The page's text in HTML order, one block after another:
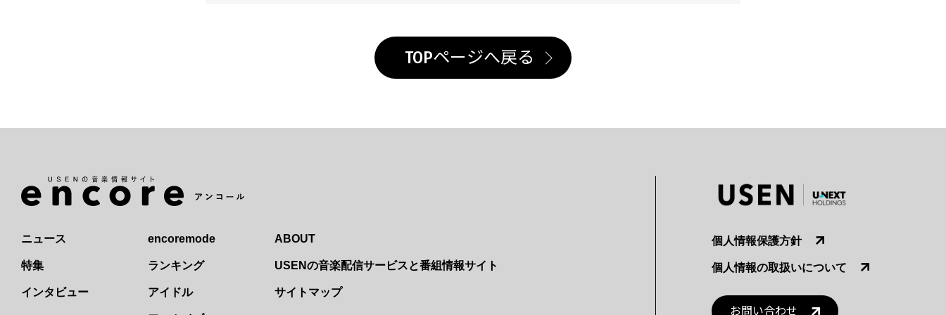
TOPページへ戻る
ニュース
特集
インタビュー
encoremode
ランキング
アイドル
ABOUT
USENの音楽配信サービスと番組情報サイト
サイトマップ
個人情報保護方針
個人情報の取扱いについて
お問い合わせ